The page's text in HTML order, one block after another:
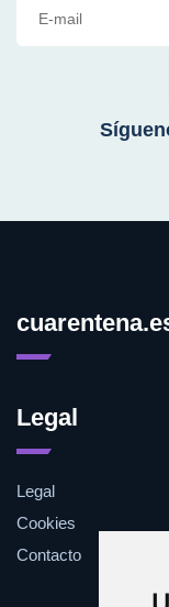
Legal
Legal
Cookies
Contacto